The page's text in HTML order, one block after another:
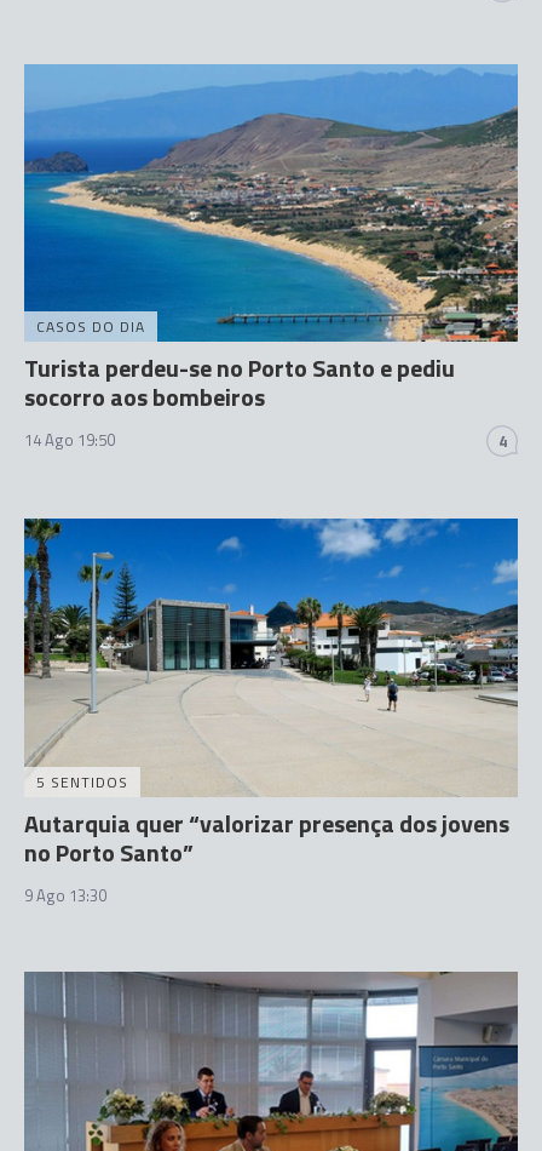
CASOS DO DIA
Turista perdeu-se no Porto Santo e pediu
socorro aos bombeiros
14 Ago 19:50 4
5 SENTIDOS
Autarquia quer “valorizar presença dos jovens
no Porto Santo”
9 Ago 13:30